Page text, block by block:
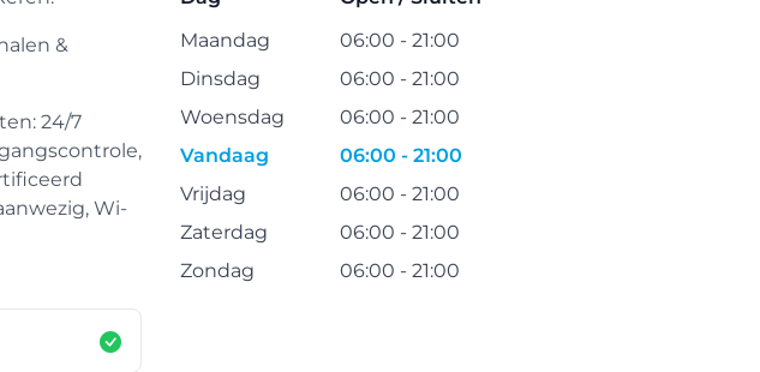
&
24/7
Wi-
Maandag
06:00 - 21:00
Dinsdag
06:00 - 21:00
Woensdag
06:00 - 21:00
Vandaag
06:00 - 21:00
Vrijdag
06:00 - 21:00
Zaterdag
06:00 - 21:00
Zondag
06:00 - 21:00